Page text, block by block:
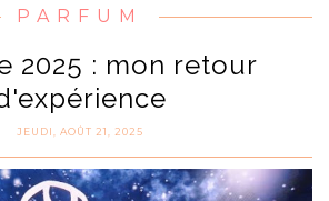
PARFUM
2025 : mon retour
JEUDI, AOÛT 21, 2025